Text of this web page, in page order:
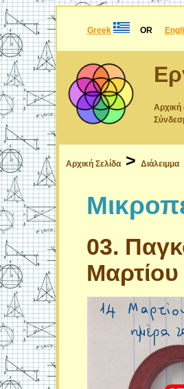
Greek OR
Αρχική
Αρχική Σελίδα> Διάλειμμα
03.